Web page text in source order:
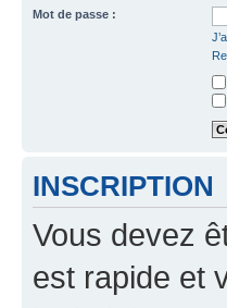
Mot de passe :
INSCRIPTION
Vous devez
est rapide et